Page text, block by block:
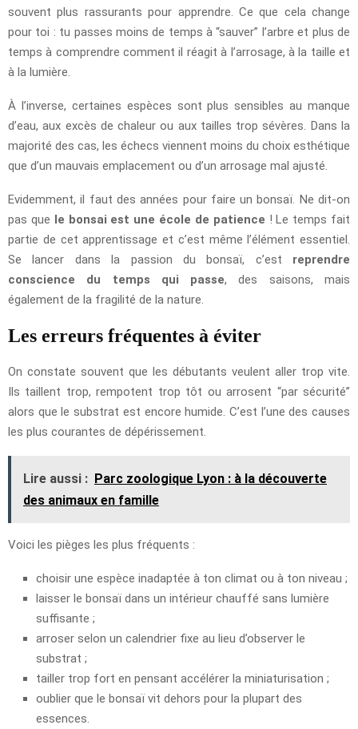
souvent plus rassurants pour apprendre. Ce que cela change
pour toi : tu passes moins de temps à “sauver” l’arbre et plus de
temps à comprendre comment il réagit à l’arrosage, à la taille et
à la lumière.
À l’inverse, certaines espèces sont plus sensibles au manque
d’eau, aux excès de chaleur ou aux tailles trop sévères. Dans la
majorité des cas, les échecs viennent moins du choix esthétique
que d’un mauvais emplacement ou d’un arrosage mal ajusté.
Evidemment, il faut des années pour faire un bonsaï. Ne dit-on
pas que le bonsai est une école de patience ! Le temps fait
partie de cet apprentissage et c’est même l’élément essentiel.
Se lancer dans la passion du bonsaï, c’est reprendre
conscience du temps qui passe, des saisons, mais
également de la fragilité de la nature.
Les erreurs fréquentes à éviter
On constate souvent que les débutants veulent aller trop vite.
Ils taillent trop, rempotent trop tôt ou arrosent “par sécurité”
alors que le substrat est encore humide. C’est l’une des causes
les plus courantes de dépérissement.
Lire aussi : Parc zoologique Lyon : à la découverte
des animaux en famille
Voici les pièges les plus fréquents :
choisir une espèce inadaptée à ton climat ou à ton niveau ;
laisser le bonsaï dans un intérieur chauffé sans lumière
suffisante ;
arroser selon un calendrier fixe au lieu d’observer le
substrat ;
tailler trop fort en pensant accélérer la miniaturisation ;
oublier que le bonsaï vit dehors pour la plupart des
essences.